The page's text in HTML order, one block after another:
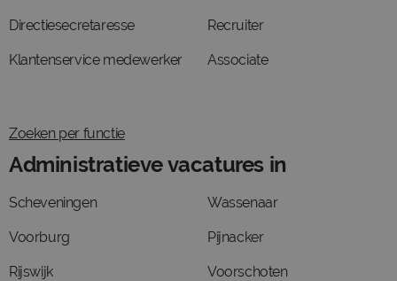
Directiesecretaresse
Klantenservice medewerker
Recruiter
Associate
Zoeken per functie
Administratieve vacatures in
Scheveningen
Voorburg
Rijswijk
Wassenaar
Pijnacker
Voorschoten